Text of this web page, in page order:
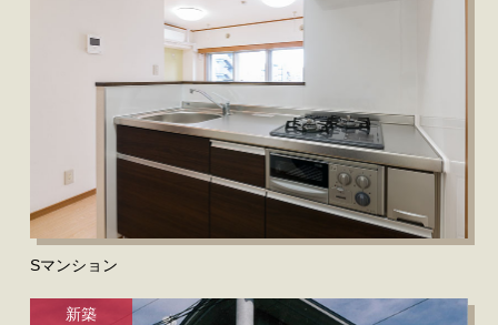
Sマンション
新築